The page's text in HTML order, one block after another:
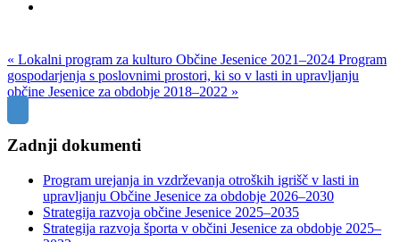
« Lokalni program za kulturo Občine Jesenice 2021–2024 Program
gospodarjenja s poslovnimi prostori, ki so v lasti in upravljanju
občine Jesenice za obdobje 2018–2022 »
Zadnji dokumenti
Program urejanja in vzdrževanja otroških igrišč v lasti in
upravljanju Občine Jesenice za obdobje 2026–2030
Strategija razvoja občine Jesenice 2025–2035
Strategija razvoja športa v občini Jesenice za obdobje 2025–